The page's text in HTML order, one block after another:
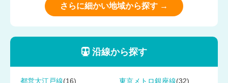
さらに細かい地域から探す →
沿線から探す
都営大江戸線(16) 東京メトロ銀座線(32)